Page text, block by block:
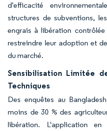
d'efficacité
structures de subventions,
engrais à libération
restreindre leur adoption et
du marché.
Sensibilisation Limitée
Techniques
Des enquêtes au
moins de 30 % des
libération. L'application